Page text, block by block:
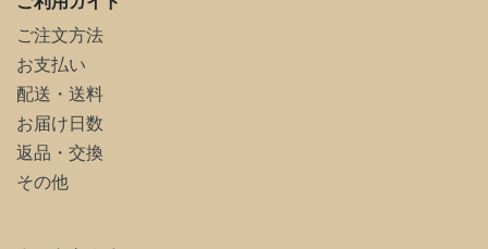
ご注文方法
お支払い
配送・送料
お届け日数
返品・交換
その他